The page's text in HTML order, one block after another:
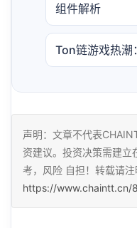
组件解析
Ton链游戏热潮
声明：文章不代表
资建议。投资决策需建立
考，风险 自担！转载请注
https://www.chaintt.cn/